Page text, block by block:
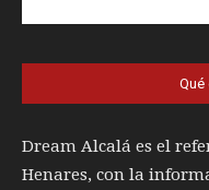
Qué
Dream Alcalá es el
Henares, con la